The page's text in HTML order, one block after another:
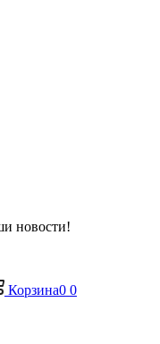
новости!
Корзина0 0